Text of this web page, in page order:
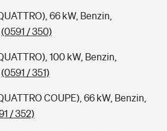
66 kW, Benzin,
(0591 / 350)
100 kW, Benzin,
(0591 / 351)
COUPE), 66 kW, Benzin,
/ 352)